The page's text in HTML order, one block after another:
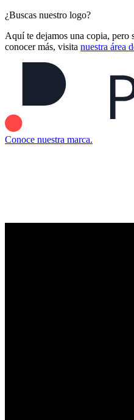
¿Buscas nuestro logo?
Aquí te dejamos una copia, pero
conocer más, visita nuestra área
Conoce nuestra marca.